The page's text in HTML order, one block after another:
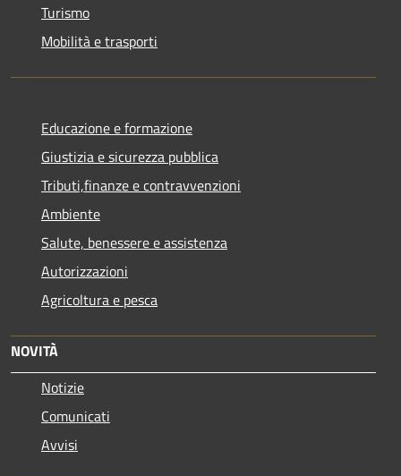
Turismo
Mobilità e trasporti
Educazione e formazione
Giustizia e sicurezza pubblica
Tributi,finanze e contravvenzioni
Ambiente
Salute, benessere e assistenza
Autorizzazioni
Agricoltura e pesca
NOVITÀ
Notizie
Comunicati
Avvisi